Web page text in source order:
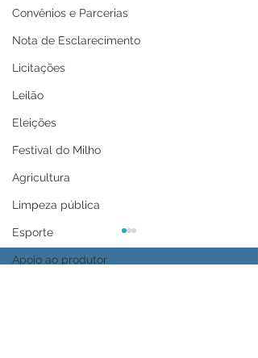
Convênios e Parcerias
Nota de Esclarecimento
Licitações
Leilão
Eleições
Festival do Milho
Agricultura
Limpeza pública
Esporte
Apoio ao produtor